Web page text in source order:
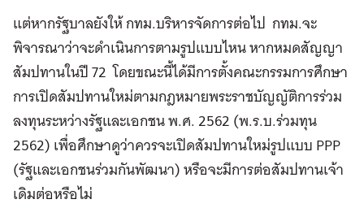
แต่หากรัฐบาลยังให้ กทม.บริหารจัดการต่อไป กทม.จะ
พิจารณาว่าจะดำเนินการตามรูปแบบไหน หากหมดสัญญา
สัมปทานในปี 72 โดยขณะนี้ได้มีการตั้งคณะกรรมการศึกษา
การเปิดสัมปทานใหม่ตามกฎหมายพระราชบัญญัติการร่วม
ลงทุนระหว่างรัฐและเอกชน พ.ศ. 2562 (พ.ร.บ.ร่วมทุน
2562) เพื่อศึกษาดูว่าควรจะเปิดสัมปทานใหม่รูปแบบ PPP
(รัฐและเอกชนร่วมกันพัฒนา) หรือจะมีการต่อสัมปทานเจ้า
เดิมต่อหรือไม่